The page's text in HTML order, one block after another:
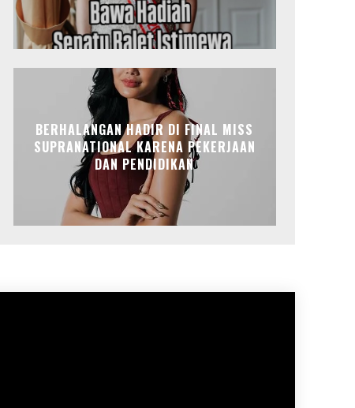
BERHALANGAN HADIR DI FINAL MISS
SUPRANATIONAL KARENA PEKERJAAN
DAN PENDIDIKAN